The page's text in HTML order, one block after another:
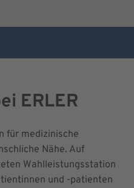
ERLER
für medizinische
Nähe. Auf
Wahlleistungsstation
und -patienten